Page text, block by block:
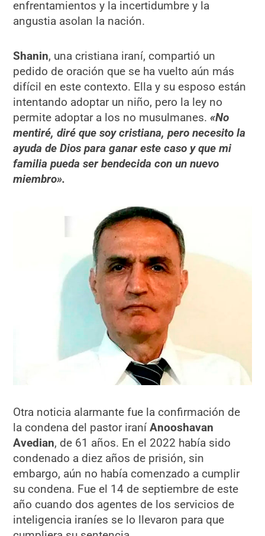
enfrentamientos y la incertidumbre y la
angustia asolan la nación.
Shanin, una cristiana iraní, compartió un
pedido de oración que se ha vuelto aún más
difícil en este contexto. Ella y su esposo están
intentando adoptar un niño, pero la ley no
permite adoptar a los no musulmanes.«No
mentiré, diré que soy cristiana, pero necesito la
ayuda de Dios para ganar este caso y que mi
familia pueda ser bendecida con un nuevo
miembro».
Otra noticia alarmante fue la confirmación de
la condena del pastor iraníAnooshavan
Avedian, de 61 años. En el 2022 había sido
condenado a diez años de prisión, sin
embargo, aún no había comenzado a cumplir
su condena. Fue el 14 de septiembre de este
año cuando dos agentes de los servicios de
inteligencia iraníes se lo llevaron para que